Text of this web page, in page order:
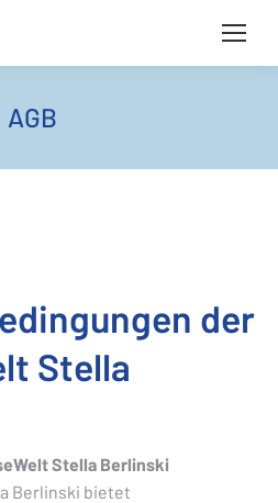
AGB
der
Stella
Stella Berlinski
Berlinski bietet